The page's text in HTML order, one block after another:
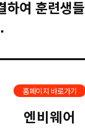
하여 훈련생
홈페이지 바로가기
엔비웨어